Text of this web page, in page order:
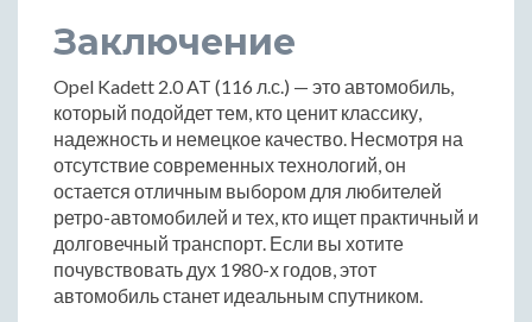
Заключение
Opel Kadett 2.0 AT (116 л.с.) — это автомобиль,
который подойдет тем, кто ценит классику,
надежность и немецкое качество. Несмотря на
отсутствие современных технологий, он
остается отличным выбором для любителей
ретро-автомобилей и тех, кто ищет практичный и
долговечный транспорт. Если вы хотите
почувствовать дух 1980-х годов, этот
автомобиль станет идеальным спутником.